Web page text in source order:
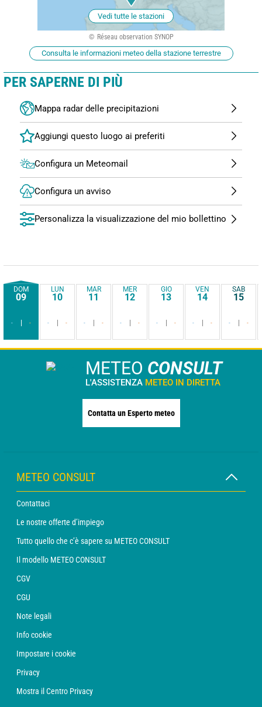
Vedi tutte le stazioni
Réseau observation SYNOP
Consulta le informazioni meteo della stazione terrestre
PER SAPERNE DI PIÙ
Mappa radar delle precipitazioni
Configura un Meteomail
Configura un avviso
Personalizza la visualizzazione del mio bollettino
DOM
09
- -
LUN
10
- -
MAR
11
- -
MER
12
- -
GIO
13
- -
VEN
14
- -
SAB
15
- -
METEO CONSULT
L'ASSISTENZA METEO IN DIRETTA
Contatta un Esperto meteo
METEO CONSULT
Contattaci
Le nostre offerte d’impiego
Tutto quello che c’è sapere su METEO CONSULT
Il modello METEO CONSULT
CGV
CGU
Note legali
Info cookie
Impostare i cookie
Privacy
Mostra il Centro Privacy